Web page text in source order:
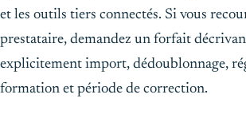
et les outils tiers connectés. Si vous
prestataire, demandez un forfait
explicitement import, dédoublonnage,
formation et période de correction.